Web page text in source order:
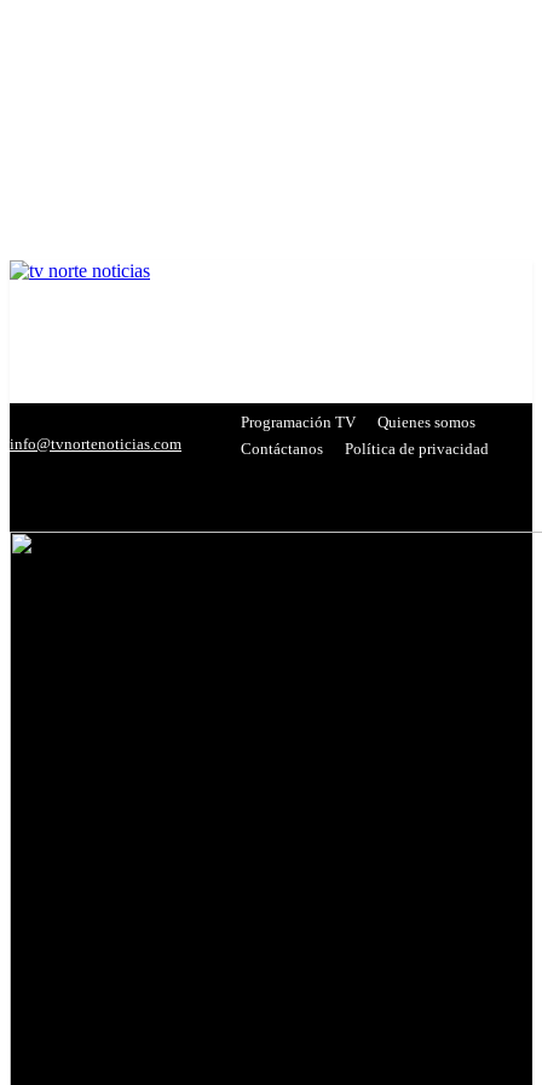
info@tvnortenoticias.com
Programación TV
Quienes somos
Contáctanos
Política de privacidad